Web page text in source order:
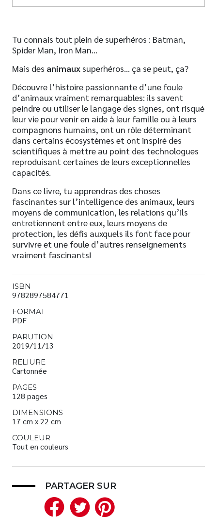
Tu connais tout plein de superhéros : Batman,
Spider Man, Iron Man…
Mais des animaux superhéros… ça se peut, ça?
Découvre l’histoire passionnante d’une foule
d’animaux vraiment remarquables: ils savent
peindre ou utiliser le langage des signes, ont risqué
leur vie pour venir en aide à leur famille ou à leurs
compagnons humains, ont un rôle déterminant
dans certains écosystèmes et ont inspiré des
scientifiques à mettre au point des technologues
reproduisant certaines de leurs exceptionnelles
capacités.
Dans ce livre, tu apprendras des choses
fascinantes sur l’intelligence des animaux, leurs
moyens de communication, les relations qu’ils
entretiennent entre eux, leurs moyens de
protection, les défis auxquels ils font face pour
survivre et une foule d’autres renseignements
vraiment fascinants!
ISBN
9782897584771
FORMAT
PDF
PARUTION
2019/11/13
RELIURE
Cartonnée
PAGES
128 pages
DIMENSIONS
17 cm x 22 cm
COULEUR
Tout en couleurs
PARTAGER SUR
Facebook
Twitter